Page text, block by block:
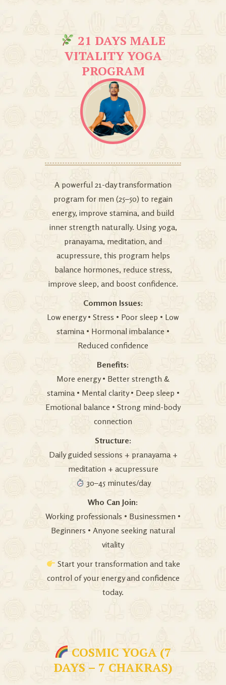
21 DAYS MALE
VITALITY YOGA
PROGRAM
A powerful 21-day transformation
program for men (25–50) to regain
energy, improve stamina, and build
inner strength naturally. Using yoga,
pranayama, meditation, and
acupressure, this program helps
balance hormones, reduce stress,
improve sleep, and boost confidence.
Common Issues:
Low energy • Stress • Poor sleep • Low
stamina • Hormonal imbalance •
Reduced confidence
Benefits:
More energy • Better strength &
stamina • Mental clarity • Deep sleep •
Emotional balance • Strong mind-body
connection
Structure:
Daily guided sessions + pranayama +
meditation + acupressure
30–45 minutes/day
Who Can Join:
Working professionals • Businessmen •
Beginners • Anyone seeking natural
vitality
Start your transformation and take
control of your energy and confidence
today.
COSMIC YOGA (7
DAYS – 7 CHAKRAS)